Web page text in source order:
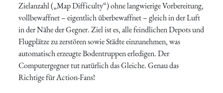
Zielanzahl („Map Difficulty“) ohne langwierige Vorbereitung,
vollbewaffnet – eigentlich überbewaffnet – gleich in der Luft
in der Nähe der Gegner. Ziel ist es, alle feindlichen Depots und
Flugplätze zu zerstören sowie Städte einzunehmen, was
automatisch erzeugte Bodentruppen erledigen. Der
Computergegner tut natürlich das Gleiche. Genau das
Richtige für Action-Fans!